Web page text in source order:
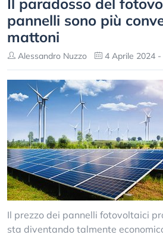
Il paradosso del
pannelli sono più
mattoni
Alessandro Nuzzo 4 Aprile 2024 -
Il prezzo dei pannelli fotovoltaici
sta diventando talmente